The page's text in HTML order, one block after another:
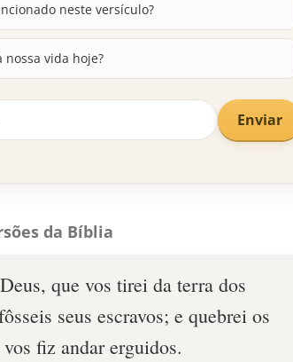
neste versículo?
nossa vida hoje?
Enviar
da Bíblia
que vos tirei da terra dos
seus escravos; e quebrei os
fiz andar erguidos.